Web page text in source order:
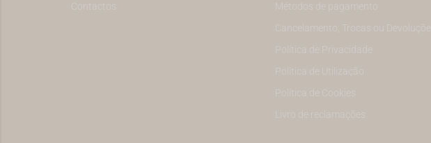
Contactos
Métodos de pagamento
Cancelamento, Trocas ou Devoluções
Política de Privacidade
Política de Utilização
Política de Cookies
Livro de reclamações